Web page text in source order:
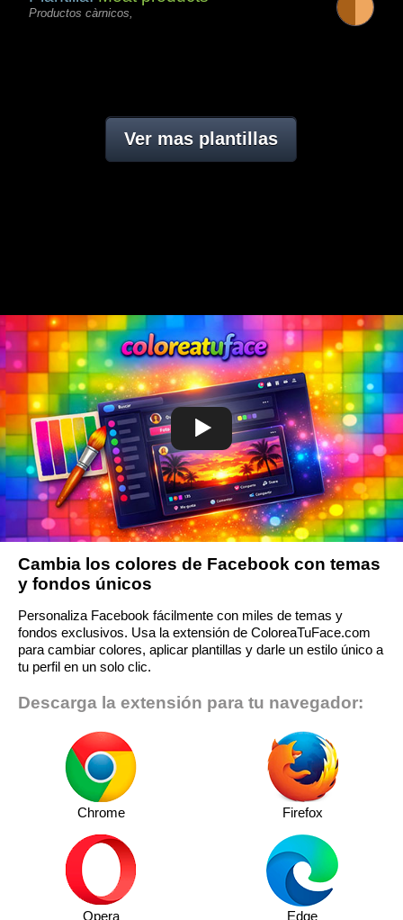
Productos càrnicos,
Ver mas plantillas
Cambia los colores de Facebook con temas
y fondos únicos
Personaliza Facebook fácilmente con miles de temas y
fondos exclusivos. Usa la extensión de ColoreaTuFace.com
para cambiar colores, aplicar plantillas y darle un estilo único a
tu perfil en un solo clic.
Descarga la extensión para tu navegador:
Chrome Firefox
Opera Edge